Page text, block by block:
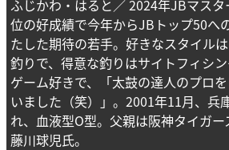
ふじかわ・はると／ 2024年JBマスタ
位の好成績で今年からJBトップ50へ
たした期待の若手。好きなスタイル
釣りで、得意な釣りはサイトフィシ
ゲーム好きで、「太鼓の達人のプロ
いました（笑）」。2001年11月、兵
れ、血液型O型。父親は阪神タイガー
藤川球児氏。